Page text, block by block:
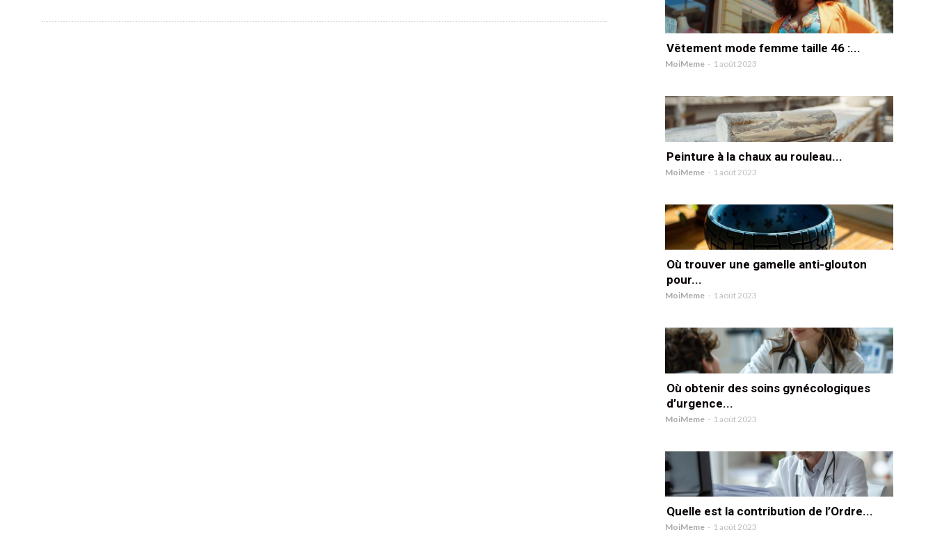
Vêtement mode femme taille 46 :...
MoiMeme - 1 août 2023
Peinture à la chaux au rouleau...
MoiMeme - 1 août 2023
Où trouver une gamelle anti-glouton
pour...
MoiMeme - 1 août 2023
Où obtenir des soins gynécologiques
d’urgence...
MoiMeme - 1 août 2023
Quelle est la contribution de l’Ordre...
MoiMeme - 1 août 2023